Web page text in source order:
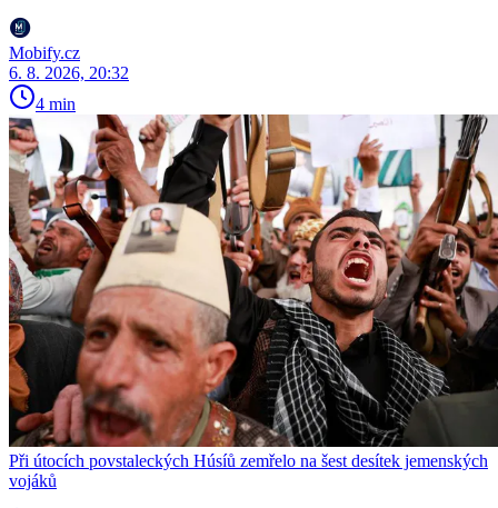
Mobify.cz
6. 8. 2026, 20:32
4 min
Při útocích povstaleckých Húsíů zemřelo na šest desítek jemenských
vojáků